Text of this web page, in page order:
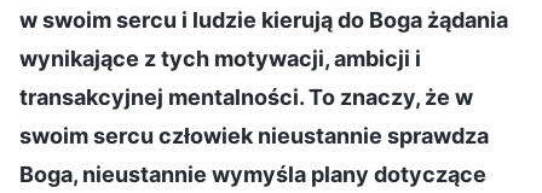
w swoim sercu i ludzie kierują do Boga żądania
wynikające z tych motywacji, ambicji i
transakcyjnej mentalności. To znaczy, że w
swoim sercu człowiek nieustannie sprawdza
Boga, nieustannie wymyśla plany dotyczące